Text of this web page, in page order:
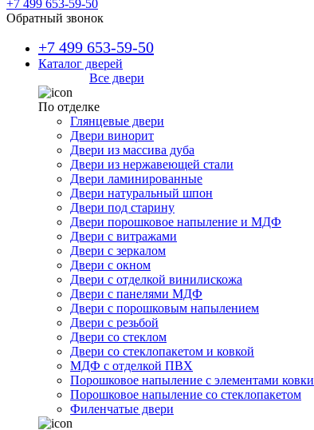
+7 499 653-59-50
Обратный звонок
+7 499 653-59-50
Каталог дверей
Все двери
По отделке
Глянцевые двери
Двери винорит
Двери из массива дуба
Двери из нержавеющей стали
Двери ламинированные
Двери натуральный шпон
Двери под старину
Двери порошковое напыление и МДФ
Двери с витражами
Двери с зеркалом
Двери с окном
Двери с отделкой винилискожа
Двери с панелями МДФ
Двери с порошковым напылением
Двери с резьбой
Двери со стеклом
Двери со стеклопакетом и ковкой
МДФ с отделкой ПВХ
Порошковое напыление с элементами ковки
Порошковое напыление со стеклопакетом
Филенчатые двери